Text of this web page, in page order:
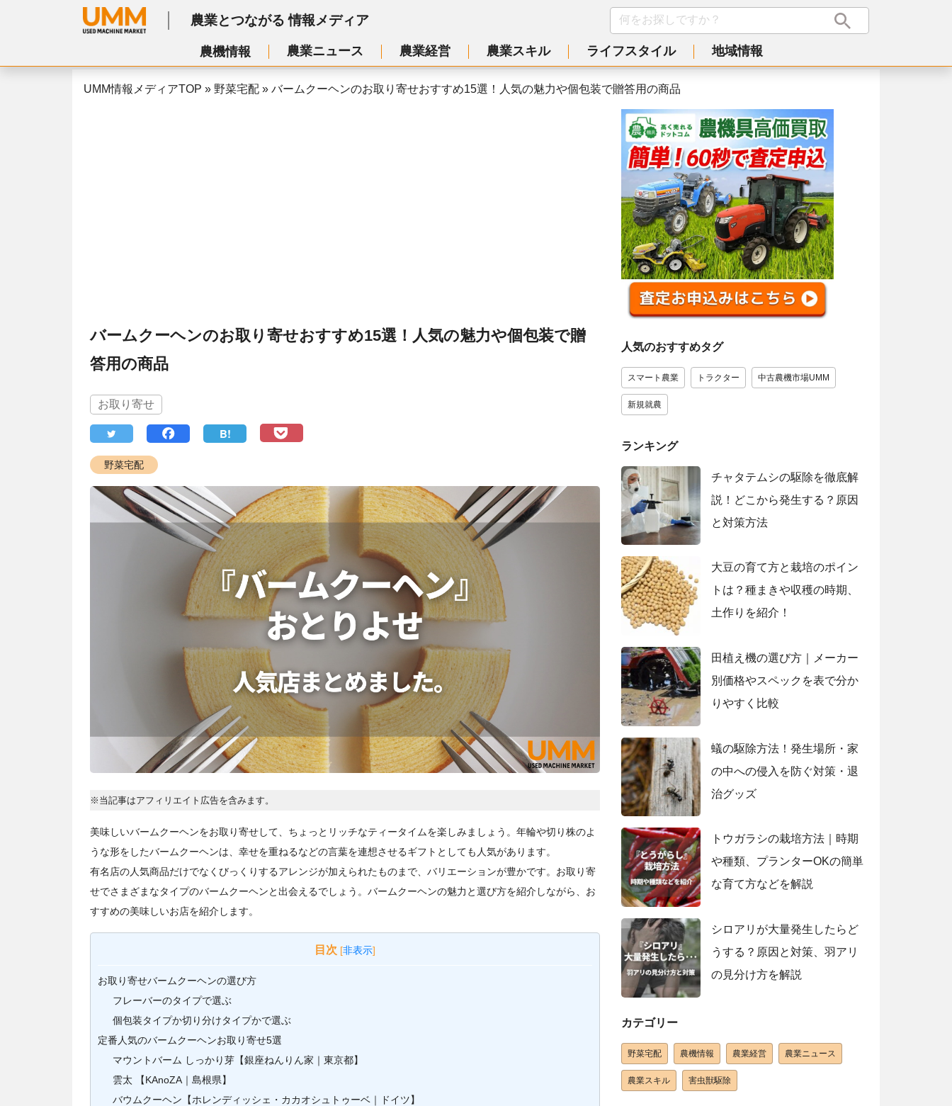
農業とつながる情報メディア
農機情報 農業ニュース 農業経営 農業スキル ライフスタイル 地域情報
UMM情報メディアTOP » 野菜宅配 » バームクーヘンのお取り寄せおすすめ15選！人気の魅力や個包装で贈答用の商品
バームクーヘンのお取り寄せおすすめ15選！人気の魅力や個包装で贈
答用の商品
お取り寄せ
B!
野菜宅配
※当記事はアフィリエイト広告を含みます。
美味しいバームクーヘンをお取り寄せして、ちょっとリッチなティータイムを楽しみましょう。年輪や切り株のよ
うな形をしたバームクーヘンは、幸せを重ねるなどの言葉を連想させるギフトとしても人気があります。
有名店の人気商品だけでなくびっくりするアレンジが加えられたものまで、バリエーションが豊かです。お取り寄
せでさまざまなタイプのバームクーヘンと出会えるでしょう。バームクーヘンの魅力と選び方を紹介しながら、お
すすめの美味しいお店を紹介します。
目次 [非表示]
お取り寄せバームクーヘンの選び方
フレーバーのタイプで選ぶ
個包装タイプか切り分けタイプかで選ぶ
定番人気のバームクーヘンお取り寄せ5選
マウントバーム しっかり芽【銀座ねんりん家｜東京都】
雲太 【KAnoZA｜島根県】
バウムクーヘン【ホレンディッシェ・カカオシュトゥーベ｜ドイツ】
人気のおすすめタグ
スマート農業 トラクター 中古農機市場UMM
新規就農
ランキング
チャタテムシの駆除を徹底解
説！どこから発生する？原因
と対策方法
大豆の育て方と栽培のポイン
トは？種まきや収穫の時期、
土作りを紹介！
田植え機の選び方｜メーカー
別価格やスペックを表で分か
りやすく比較
蟻の駆除方法！発生場所・家
の中への侵入を防ぐ対策・退
治グッズ
トウガラシの栽培方法｜時期
や種類、プランターOKの簡単
な育て方などを解説
シロアリが大量発生したらど
うする？原因と対策、羽アリ
の見分け方を解説
カテゴリー
野菜宅配 農機情報 農業経営 農業ニュース
農業スキル 害虫獣駆除